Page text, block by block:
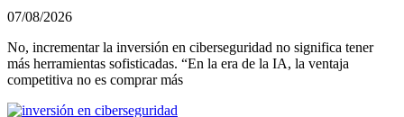
07/08/2026
No, incrementar la inversión en ciberseguridad no significa tener
más herramientas sofisticadas. “En la era de la IA, la ventaja
competitiva no es comprar más